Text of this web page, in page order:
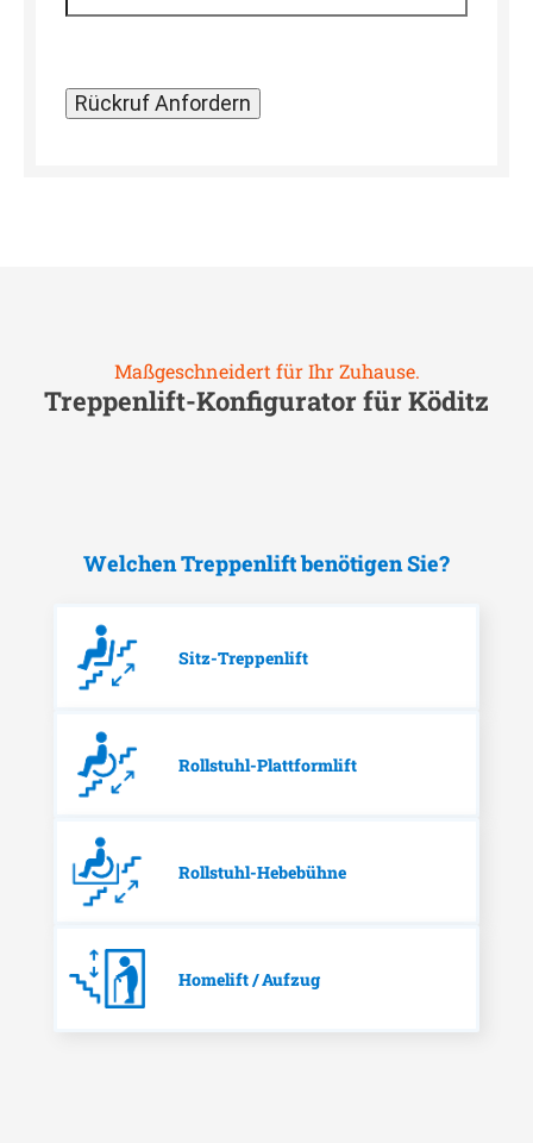
Maßgeschneidert für Ihr Zuhause.
Treppenlift-Konfigurator fürKöditz
Welchen Treppenlift benötigen Sie?
Sitz-Treppenlift
Rollstuhl-Plattformlift
Rollstuhl-Hebebühne
Homelift / Aufzug